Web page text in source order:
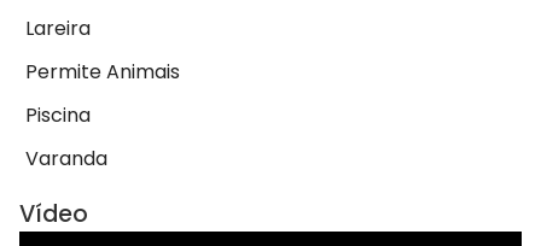
Lareira
Permite Animais
Piscina
Varanda
Vídeo